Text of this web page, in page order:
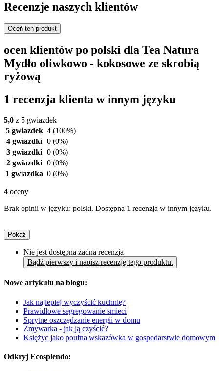
Recenzje naszych klientów
Oceń ten produkt
ocen klientów po polski dla Tea Natura
Mydło oliwkowo - kokosowe ze skrobią
ryżową
1 recenzja klienta w innym języku
5,0 z 5 gwiazdek
5 gwiazdek 4 (100%)
4 gwiazdki 0 (0%)
3 gwiazdki 0 (0%)
2 gwiazdki 0 (0%)
1 gwiazdka 0 (0%)
4 oceny
Brak opinii w języku: polski. Dostępna 1 recenzja w innym języku.
Pokaż
Nie jest dostępna żadna recenzja
Bądź pierwszy i napisz recenzję tego produktu.
Nowe artykułu na blogu:
Jak najlepiej wyczyścić kuchnię?
Prawidłowe segregowanie śmieci
Sprytne oszczędzanie energii w domu
Zmywarka - jak ją czyścić?
Księżyc jako poufna wskazówka w gospodarstwie domowym
Odkryj Ecosplendo: